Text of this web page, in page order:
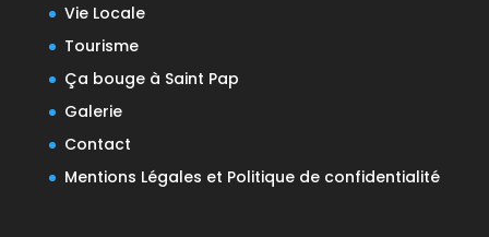
Vie Locale
Tourisme
Ça bouge à Saint Pap
Galerie
Contact
Mentions Légales et Politique de confidentialité